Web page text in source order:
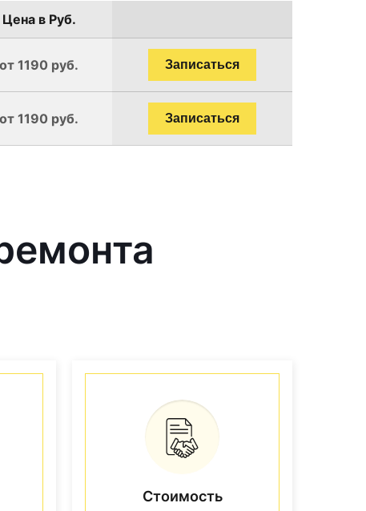
Цена в Руб.
от 1190 руб. Записаться
от 1190 руб. Записаться
Стоимость